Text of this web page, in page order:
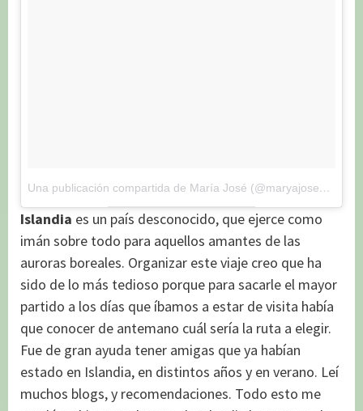
Una publicación compartida de María José (@maryajosess)
Islandia es un país desconocido, que ejerce como
imán sobre todo para aquellos amantes de las
auroras boreales. Organizar este viaje creo que ha
sido de lo más tedioso porque para sacarle el mayor
partido a los días que íbamos a estar de visita había
que conocer de antemano cuál sería la ruta a elegir.
Fue de gran ayuda tener amigas que ya habían
estado en Islandia, en distintos años y en verano. Leí
muchos blogs, y recomendaciones. Todo esto me